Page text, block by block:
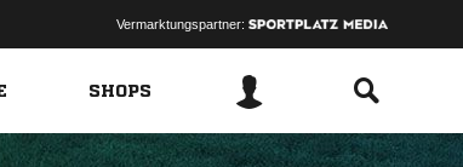
Vermarktungspartner:
SHOPS